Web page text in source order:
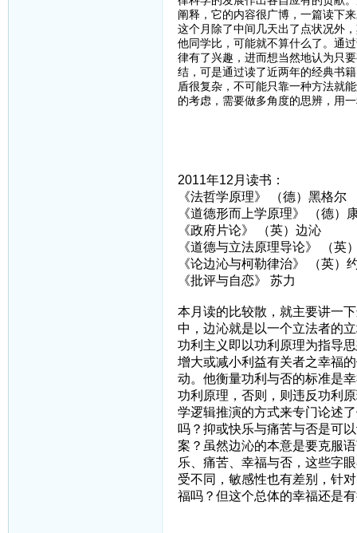
阐释，它的内容很广博，一篇读下
这个月除了中间几天出了点状况外
他同学比，可能就不算什么了。通
律有了兴趣，进而想当然地认为只
结，可是通过读了近两年的经典书
盾很复杂，不可能只靠一种方法就
的考虑，需要做多角度的思辨，用
2011年12月读书：
《法哲学原理》 （德）黑格尔
《道德形而上学原理》 （德）
《政府片论》 （英）边沁
《道德与立法原理导论》 （英
《论边沁与柯勒律治》 （英）
《批评与自恋》 苏力
本月读的比较散，就主要讲一
中，边沁就是以一个立法者的
功利主义即以功利原理为指导
增大或减小利益有关者之幸福
动。他衡量功利与否的标准是
功利原理，否则，则违反功利
学逻辑推演的方式来专门论述
吗？抑或快乐与痛苦与否是可
案？虽然边沁的本意是要克服
乐、痛苦、幸福与否，这些字
受不同，敏感性也有差别，针
福吗？但这个总体的幸福还是